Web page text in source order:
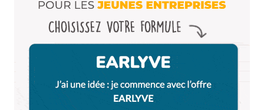
Enregistrer mon nom, mon e-mail et mon site dans le
navigateur pour mon prochain commentaire.